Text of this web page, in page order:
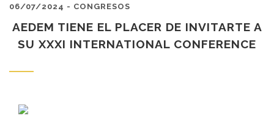
06/07/2024 - CONGRESOS
AEDEM TIENE EL PLACER DE INVITARTE A
SU XXXI INTERNATIONAL CONFERENCE